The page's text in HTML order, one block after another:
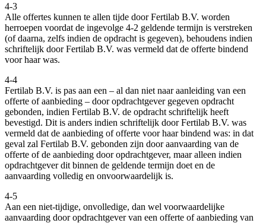
4-3
Alle offertes kunnen te allen tijde door Fertilab B.V. worden
herroepen voordat de ingevolge 4-2 geldende termijn is verstreken
(of daarna, zelfs indien de opdracht is gegeven), behoudens indien
schriftelijk door Fertilab B.V. was vermeld dat de offerte bindend
voor haar was.
4-4
Fertilab B.V. is pas aan een – al dan niet naar aanleiding van een
offerte of aanbieding – door opdrachtgever gegeven opdracht
gebonden, indien Fertilab B.V. de opdracht schriftelijk heeft
bevestigd. Dit is anders indien schriftelijk door Fertilab B.V. was
vermeld dat de aanbieding of offerte voor haar bindend was: in dat
geval zal Fertilab B.V. gebonden zijn door aanvaarding van de
offerte of de aanbieding door opdrachtgever, maar alleen indien
opdrachtgever dit binnen de geldende termijn doet en de
aanvaarding volledig en onvoorwaardelijk is.
4-5
Aan een niet-tijdige, onvolledige, dan wel voorwaardelijke
aanvaarding door opdrachtgever van een offerte of aanbieding van